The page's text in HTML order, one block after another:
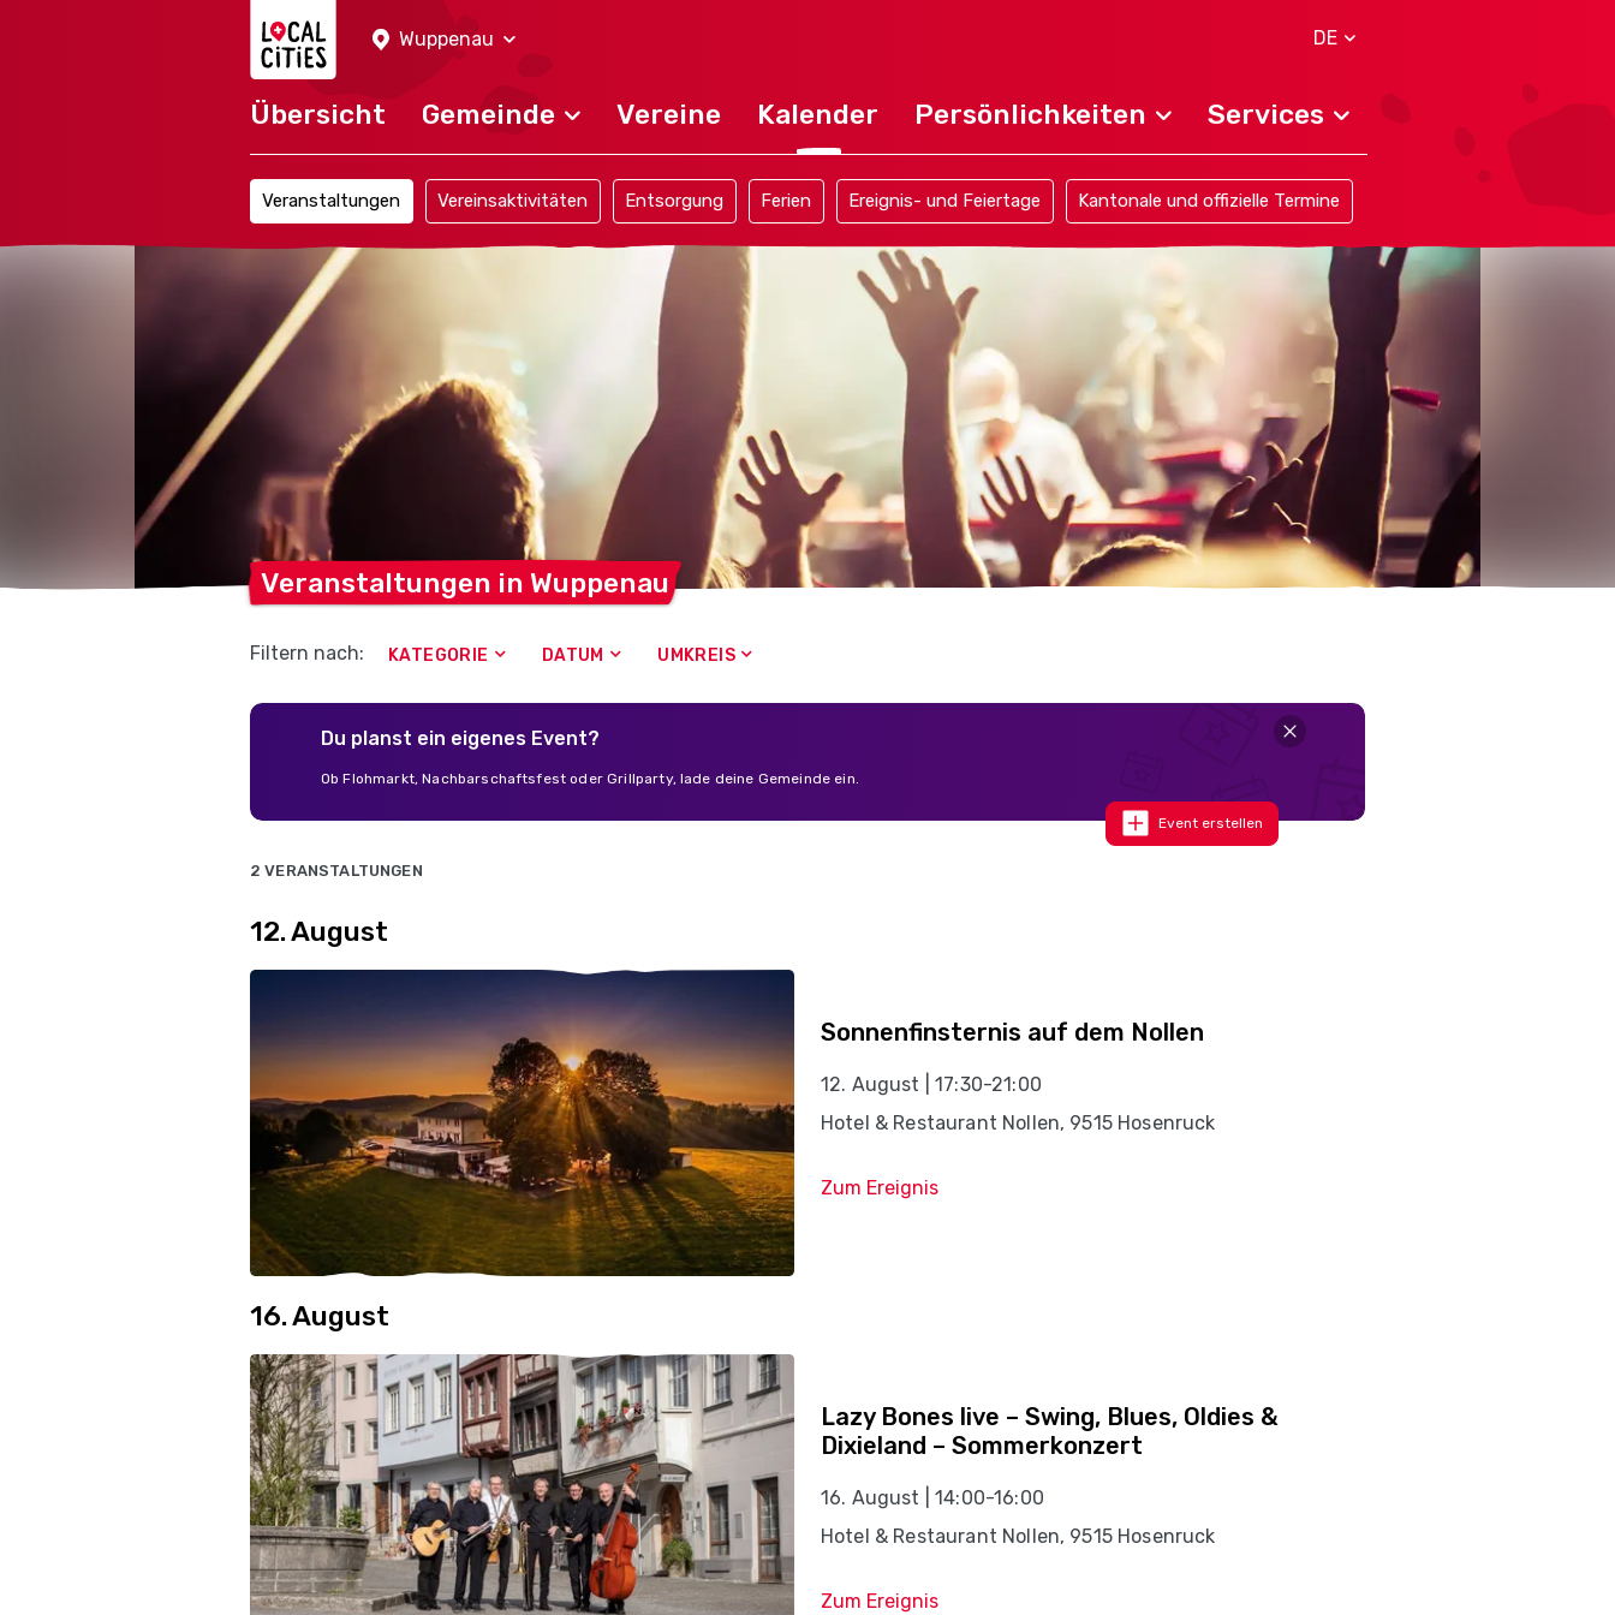
Wuppenau
DE
Übersicht Gemeinde Vereine Kalender Persönlichkeiten Services
Veranstaltungen Vereinsaktivitäten Entsorgung Ferien Ereignis- und Feiertage Kantonale und offizielle Termine
Veranstaltungen in Wuppenau
Filtern nach: KATEGORIE DATUM UMKREIS
Du planst ein eigenes Event?
Ob Flohmarkt, Nachbarschaftsfest oder Grillparty, lade deine Gemeinde ein.
Event erstellen
2 VERANSTALTUNGEN
12. August
Sonnenfinsternis auf dem Nollen
12. August | 17:30-21:00
Hotel & Restaurant Nollen, 9515 Hosenruck
Zum Ereignis
16. August
Lazy Bones live – Swing, Blues, Oldies &
Dixieland – Sommerkonzert
16. August | 14:00-16:00
Hotel & Restaurant Nollen, 9515 Hosenruck
Zum Ereignis